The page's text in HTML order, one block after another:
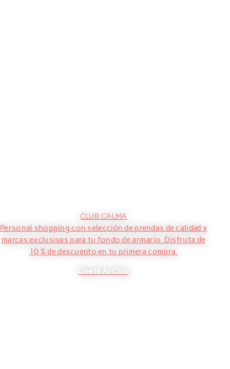
CLUB CALMA
Personal shopping con selección de prendas de calidad y
marcas exclusivas para tu fondo de armario. Disfruta de
10 % de descuento en tu primera compra.
Únete Al Club